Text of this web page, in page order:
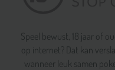
Speel bewust, 18 jaar of
op internet? Dat kan
wanneer leuk samen